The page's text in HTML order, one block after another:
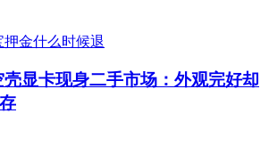
显卡现身二手市场：外观完好却